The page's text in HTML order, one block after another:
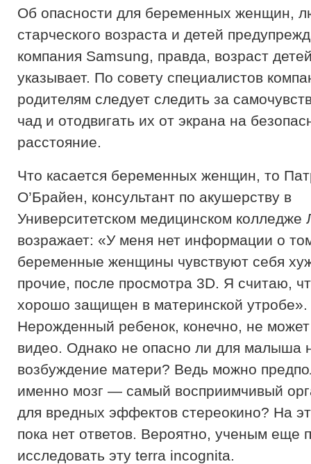
Об опасности для беременных женщин,
старческого возраста и детей
компания Samsung, правда, возраст
указывает. По совету специалистов
родителям следует следить за
чад и отодвигать их от экрана на
расстояние.
Что касается беременных женщин, то
О’Брайен, консультант по акушерству в
Университетском медицинском колледже
возражает: «У меня нет информации о
беременные женщины чувствуют себя
прочие, после просмотра 3D. Я считаю,
хорошо защищен в материнской утробе».
Нерожденный ребенок, конечно, не
видео. Однако не опасно ли для малыша
возбуждение матери? Ведь можно
именно мозг — самый восприимчивый
для вредных эффектов стереокино? На
пока нет ответов. Вероятно, ученым еще
исследовать эту terra incognita.